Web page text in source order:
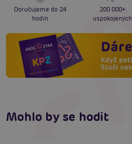
Doručujeme do 24
hodin
200 000+
uspokojených
Mohlo by se hodit